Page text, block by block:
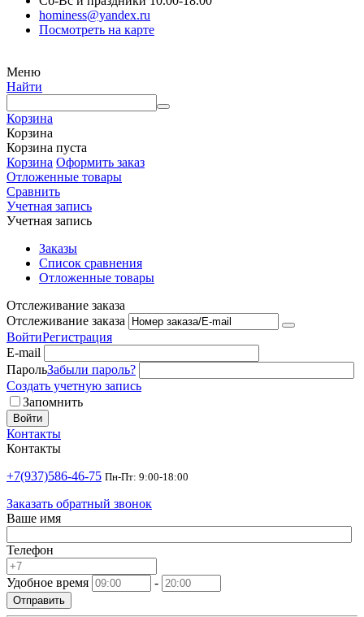
hominess@yandex.ru
Посмотреть на карте
Меню
Найти
Корзина
Корзина
Корзина пуста
Корзина Оформить заказ
Отложенные товары
Сравнить
Учетная запись
Учетная запись
Заказы
Список сравнения
Отложенные товары
Отслеживание заказа
Отслеживание заказа
ВойтиРегистрация
E-mail
ПарольЗабыли пароль?
Создать учетную запись
Запомнить
Войти
Контакты
Контакты
+7(937)586-46-75 Пн-Пт: 9:00-18:00
Заказать обратный звонок
Ваше имя
Телефон
Удобное время -
Отправить